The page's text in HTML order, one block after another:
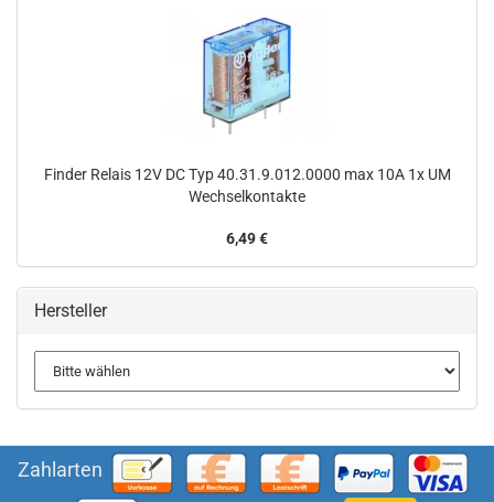
Finder Relais 12V DC Typ 40.31.9.012.0000 max 10A 1x UM
Wechselkontakte
6,49 €
Hersteller
Zahlarten